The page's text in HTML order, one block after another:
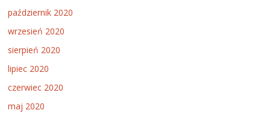
październik 2020
wrzesień 2020
sierpień 2020
lipiec 2020
czerwiec 2020
maj 2020